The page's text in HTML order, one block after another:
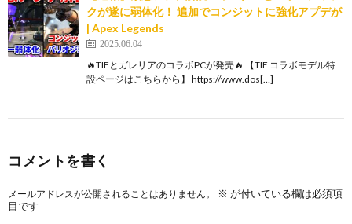
クが遂に弱体化！ 追加でコンジットに強化アプデが
| Apex Legends
2025.06.04
🔥TIEとガレリアのコラボPCが発売🔥 【TIE コラボモデル特
設ページはこちらから】 https://www.dos[…]
コメントを書く
メールアドレスが公開されることはありません。 ※ が付いている欄は必須項
目です